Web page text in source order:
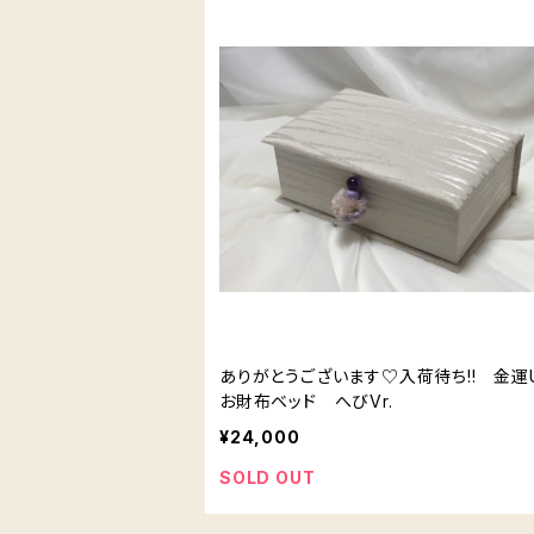
ありがとうございます♡入荷待ち!! 金
お財布ベッド へびVr.
¥24,000
SOLD OUT